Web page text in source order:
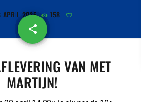
APRIL 2025 158
share
email
VAN MET
MARTIJN!